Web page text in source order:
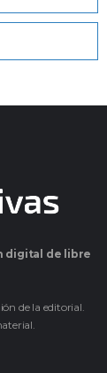
digital de libre
de la editorial.